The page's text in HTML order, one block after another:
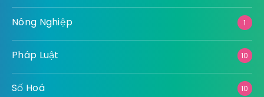
Nông Nghiệp 1
Pháp Luật 10
Số Hoá 10